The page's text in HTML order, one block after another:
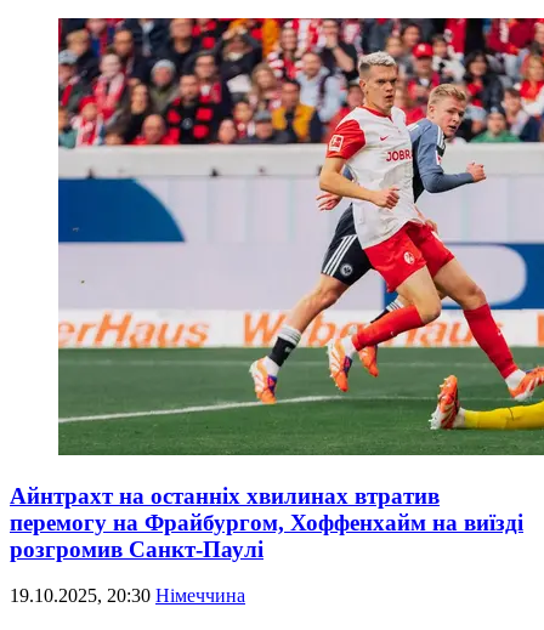
Айнтрахт на останніх хвилинах втратив
перемогу на Фрайбургом, Хоффенхайм на виїзді
розгромив Санкт-Паулі
19.10.2025, 20:30 Німеччина